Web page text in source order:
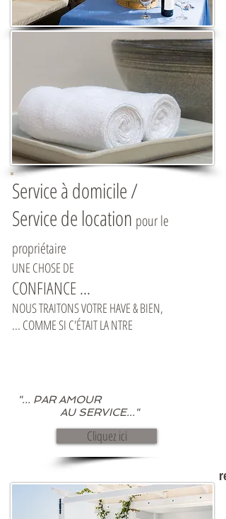
Service à domicile /
Service de location pour le
propriétaire
UNE CHOSE DE
CONFIANCE ...
NOUS TRAITONS VOTRE HAVE & BIEN,
... COMME SI C'ÉTAIT LA NTRE
"... PAR AMOUR
AU SERVICE..."
Cliquez ici